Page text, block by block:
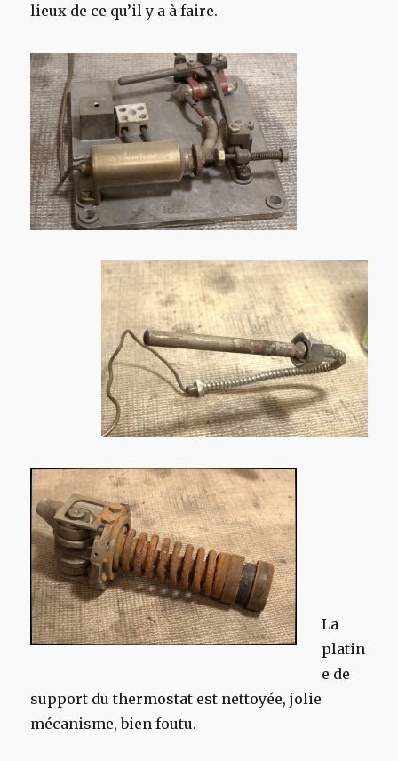
lieux de ce qu’il y a à faire.
La
platin
e de
support du thermostat est nettoyée, jolie
mécanisme, bien foutu.